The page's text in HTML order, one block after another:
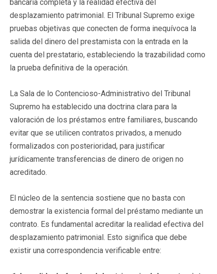
bancaria completa y la realidad efectiva del
desplazamiento patrimonial. El Tribunal Supremo exige
pruebas objetivas que conecten de forma inequívoca la
salida del dinero del prestamista con la entrada en la
cuenta del prestatario, estableciendo la trazabilidad como
la prueba definitiva de la operación.
La Sala de lo Contencioso-Administrativo del Tribunal
Supremo ha establecido una doctrina clara para la
valoración de los préstamos entre familiares, buscando
evitar que se utilicen contratos privados, a menudo
formalizados con posterioridad, para justificar
jurídicamente transferencias de dinero de origen no
acreditado.
El núcleo de la sentencia sostiene que no basta con
demostrar la existencia formal del préstamo mediante un
contrato. Es fundamental acreditar la realidad efectiva del
desplazamiento patrimonial. Esto significa que debe
existir una correspondencia verificable entre: